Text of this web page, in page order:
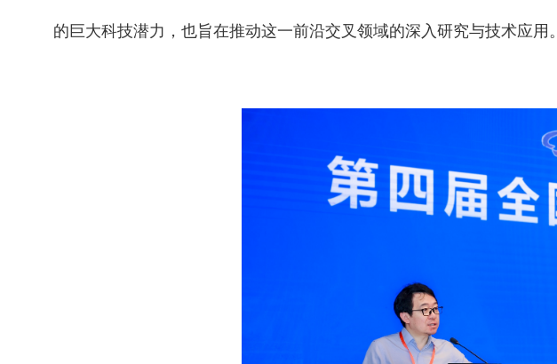
的巨大科技潜力，也旨在推动这一前沿交叉领域的深入研究与技术应用。